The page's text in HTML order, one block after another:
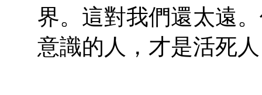
界。這對我們還太遠
意識的人，才是活死